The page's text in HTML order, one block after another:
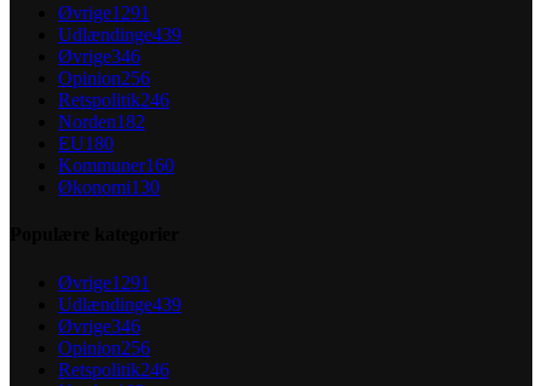
Øvrige1291
Udlændinge439
Øvrige346
Opinion256
Retspolitik246
Norden182
EU180
Kommuner160
Økonomi130
Øvrige1291
Udlændinge439
Øvrige346
Opinion256
Retspolitik246